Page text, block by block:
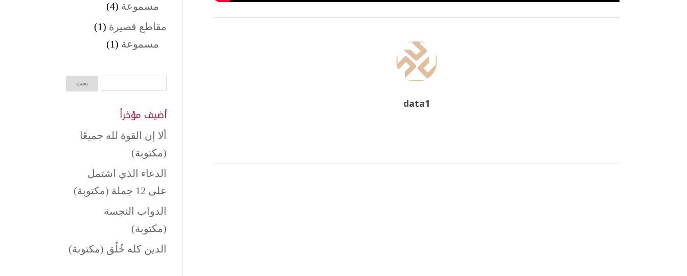
data1
مسموعة (4)
مقاطع قصيرة (1)
مسموعة (1)
أضيف مؤخراً
ألا إن القوة لله جميعًا
(مكتوبة)
الدعاء الذي اشتمل
على 12 جملة (مكتوبة)
الدواب النجسة
(مكتوبة)
الدين كله خُلُق (مكتوبة)